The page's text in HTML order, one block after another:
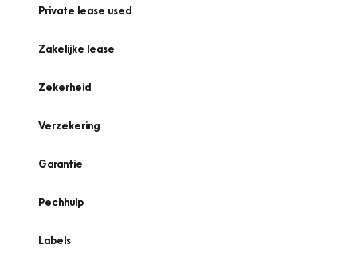
Private lease used
Zakelijke lease
Zekerheid
Verzekering
Garantie
Pechhulp
Labels